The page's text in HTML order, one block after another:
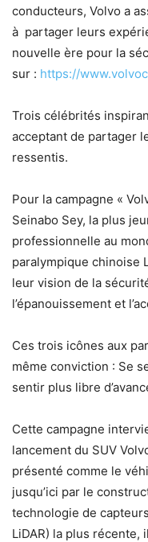
conducteurs, Volvo a
à partager leurs
nouvelle ère pour la
sur : https://
Trois célébrités
acceptant de partager
ressentis.
Pour la campagne «
Seinabo Sey, la plus
professionnelle au
paralympique chinoise
leur vision de la
l’épanouissement et
Ces trois icônes aux
même conviction : Se
sentir plus libre
Cette campagne
lancement du SUV
présenté comme le
jusqu’ici par le
technologie de
LiDAR) la plus